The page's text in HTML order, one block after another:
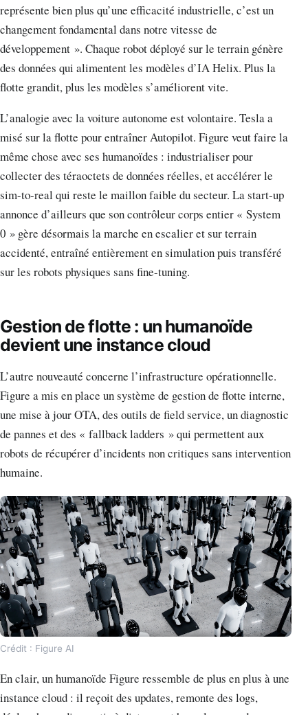
représente bien plus qu’une efficacité industrielle, c’est un
changement fondamental dans notre vitesse de
développement ». Chaque robot déployé sur le terrain génère
des données qui alimentent les modèles d’IA Helix. Plus la
flotte grandit, plus les modèles s’améliorent vite.
L’analogie avec la voiture autonome est volontaire. Tesla a
misé sur la flotte pour entraîner Autopilot. Figure veut faire la
même chose avec ses humanoïdes : industrialiser pour
collecter des téraoctets de données réelles, et accélérer le
sim-to-real qui reste le maillon faible du secteur. La start-up
annonce d’ailleurs que son contrôleur corps entier « System
0 » gère désormais la marche en escalier et sur terrain
accidenté, entraîné entièrement en simulation puis transféré
sur les robots physiques sans fine-tuning.
Gestion de flotte : un humanoïde
devient une instance cloud
L’autre nouveauté concerne l’infrastructure opérationnelle.
Figure a mis en place un système de gestion de flotte interne,
une mise à jour OTA, des outils de field service, un diagnostic
de pannes et des « fallback ladders » qui permettent aux
robots de récupérer d’incidents non critiques sans intervention
humaine.
Crédit : Figure AI
En clair, un humanoïde Figure ressemble de plus en plus à une
instance cloud : il reçoit des updates, remonte des logs,